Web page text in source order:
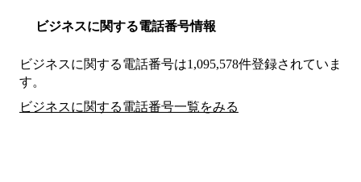
ビジネスに関する電話番号情報
ビジネスに関する電話番号は1,095,578件登録されていま
す。
ビジネスに関する電話番号一覧をみる